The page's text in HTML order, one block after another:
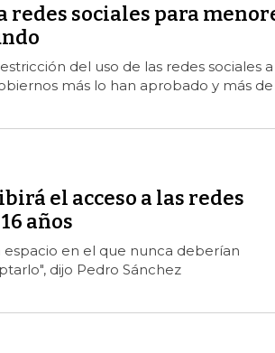
redes sociales para
del uso de las redes sociales a
más lo han aprobado y más de
el acceso a las redes
años
espacio en el que nunca deberían
dijo Pedro Sánchez